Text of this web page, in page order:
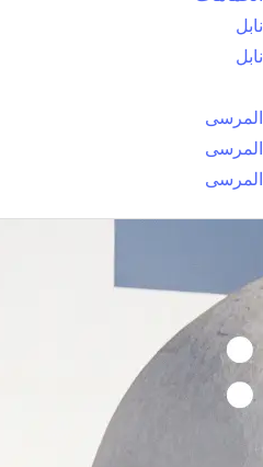
نابل
نابل
المرسى
المرسى
المرسى